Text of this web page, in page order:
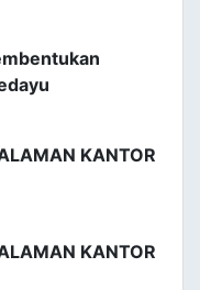
KANTOR
KANTOR